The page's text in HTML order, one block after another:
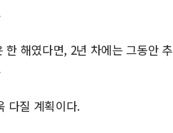
해였다면, 2년 차에는 그동안 추
다질 계획이다.